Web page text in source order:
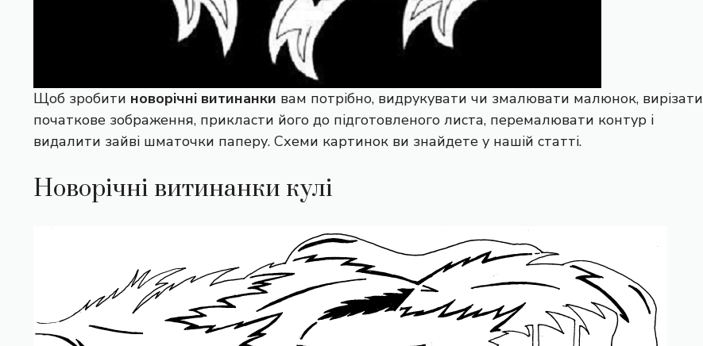
Щоб зробити новорічні витинанки вам потрібно, видрукувати чи змалювати малюнок, вирізати
початкове зображення, прикласти його до підготовленого листа, перемалювати контур і
видалити зайві шматочки паперу. Схеми картинок ви знайдете у нашій статті.
Новорічні витинанки кулі